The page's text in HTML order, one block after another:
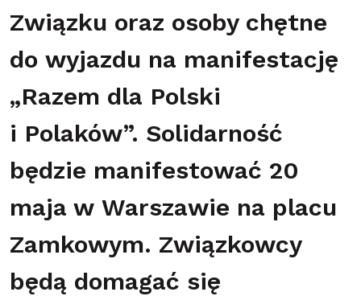
Związku oraz osoby chętne
do wyjazdu na manifestację
„Razem dla Polski
i Polaków”. Solidarność
będzie manifestować 20
maja w Warszawie na placu
Zamkowym. Związkowcy
będą domagać się